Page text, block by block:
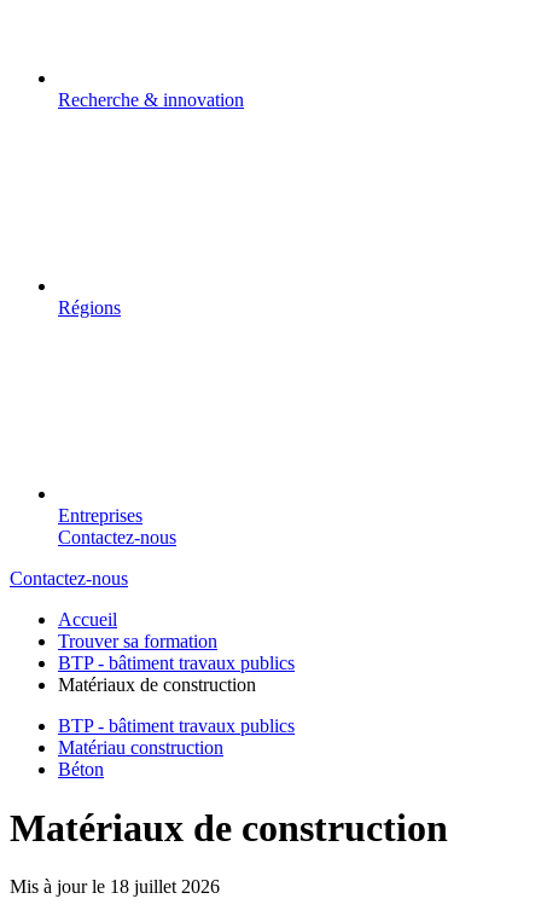
Recherche & innovation
Régions
Entreprises
Contactez-nous
Contactez-nous
Accueil
Trouver sa formation
BTP - bâtiment travaux publics
Matériaux de construction
BTP - bâtiment travaux publics
Matériau construction
Béton
Matériaux de construction
Mis à jour le 18 juillet 2026